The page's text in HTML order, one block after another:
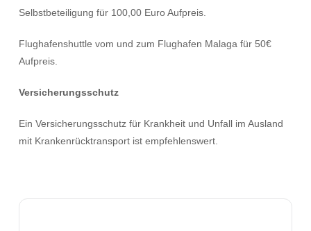
Selbstbeteiligung für 100,00 Euro Aufpreis.
Flughafenshuttle vom und zum Flughafen Malaga für 50€
Aufpreis.
Versicherungsschutz
Ein Versicherungsschutz für Krankheit und Unfall im Ausland
mit Krankenrücktransport ist empfehlenswert.